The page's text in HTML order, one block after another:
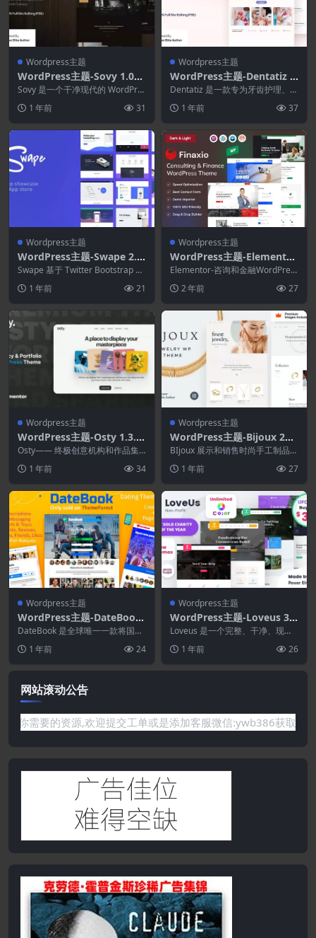
Wordpress主题
WordPress主题-Sovy 1.0–
餐厅FSE WordPress主题
Sovy 是一个干净现代的 WordPre
吧、烹...
1 年前 31
Wordpress主题
WordPress主题-Dentatiz 1.
0.1–牙医和牙科诊所FSE Wor
dPress主题
Dentatiz 是一款专为牙齿护理、牙
es...1 年前 37
Wordpress主题
WordPress主题-Swape 2.3
–应用展示和应用商店WordP
ress主题
Swape 基于 Twitter Bootstrap 框
1 年前 21
Wordpress主题
WordPress主题-Elementor
2.0.1—咨询&财务WordPres
s主题
Elementor-咨询和金融WordPres
板，专...
2 年前 27
Wordpress主题
WordPress主题-Osty 1.3.0
–创意机构和作品集主题
Osty—— 终极创意机构和作品集
s 中的...
1 年前 34
Wordpress主题
WordPress主题-Bijoux 25.
0.0–珠宝电商WordPress主
题
BIjoux 展示和销售时尚手工制品，
玩具等。它采...
1 年前 27
Wordpress主题
WordPress主题-DateBook
4.9.1–约会WordPress主题
DateBook 是全球唯一一款将国
家、地区和城市翻译成多种语言的
约会主题。该主...
1 年前 24
Wordpress主题
WordPress主题-Loveus 3.8
–非营利慈善WordPress主题
Loveus 是一个完整、干净、现
代、优雅的 WordPress 慈善主
题，适合...
1 年前 26
网站滚动公告
要的资源,欢迎提交工单或是添加客服微信:ywb386获取帮助！